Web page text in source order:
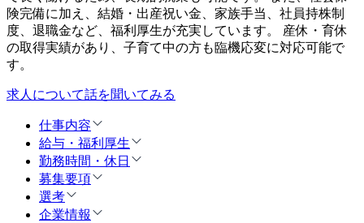
険完備に加え、結婚・出産祝い金、家族手当、社員持株制
度、退職金など、福利厚生が充実しています。 産休・育休
の取得実績があり、子育て中の方も臨機応変に対応可能で
す。
求人について話を聞いてみる
仕事内容
給与・福利厚生
勤務時間・休日
募集要項
選考
企業情報